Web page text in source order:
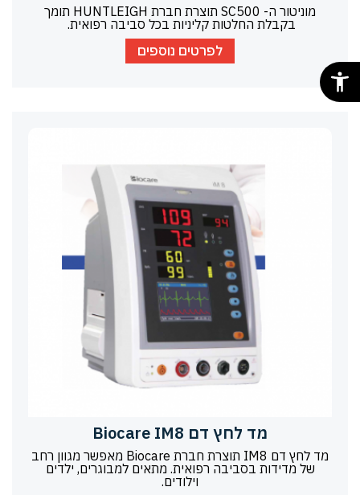
מוניטור ה- SC500 תוצרת חברת HUNTLEIGH תומך
בקבלת החלטות קליניות בכל סביבה רפואית.
לפרטים נוספים
מד לחץ דם Biocare IM8
מד לחץ דם IM8 תוצרת חברת Biocare מאפשר מגוון רחב
של מדידות בסביבה רפואית. מתאים למבוגרים, ילדים
וילודים.